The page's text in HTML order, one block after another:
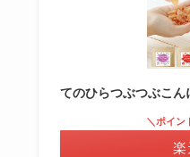
てのひらつぶつぶこん
＼ポイン
楽